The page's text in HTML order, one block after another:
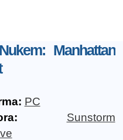
Manhattan
PC
Sunstorm